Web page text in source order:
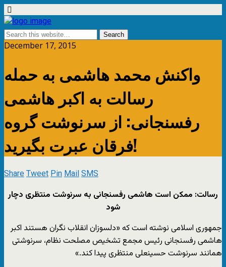
December 17, 2015
واکنش محمد هاشمی به حمله
رسالت به اکبر هاشمی
رفسنجانی: از سرنوشت گروه
فرقان عبرت بگیرید!
ShareTweetPinMailSMS
رسالت: ممکن است هاشمی رفسنجانی به سرنوشت منتظری دچار
شود
جمهوری اسلامی نوشته است که «دلسوزان انقلاب نگران هستند اکبر
هاشمی رفسنجانی رئیس مجمع تشخیص مصلحت نظام، سرنوشتی
همانند سرنوشت حسینعلی منتظری پیدا کند.»